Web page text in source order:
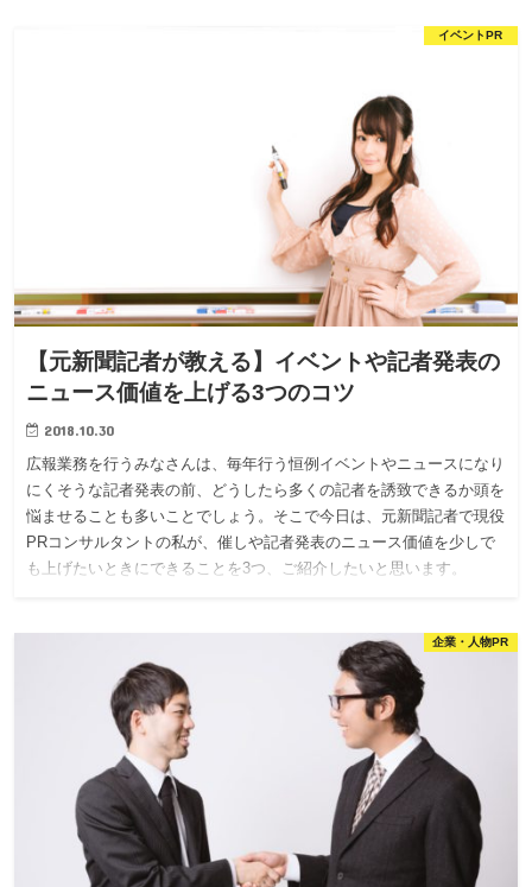
イベントPR
【元新聞記者が教える】イベントや記者発表の
ニュース価値を上げる3つのコツ
2018.10.30
広報業務を行うみなさんは、毎年行う恒例イベントやニュースになり
にくそうな記者発表の前、どうしたら多くの記者を誘致できるか頭を
悩ませることも多いことでしょう。そこで今日は、元新聞記者で現役
PRコンサルタントの私が、催しや記者発表のニュース価値を少しで
も上げたいときにできることを3つ、ご紹介したいと思います。
企業・人物PR